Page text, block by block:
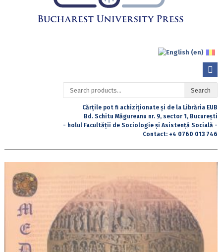
Search
for:
Search
Cărțile pot fi achiziționate și de la Librăria EUB
Bd. Schitu Măgureanu nr. 9, sector 1, București
- holul Facultății de Sociologie și Asistență Socială -
Contact: +4 0760 013 746